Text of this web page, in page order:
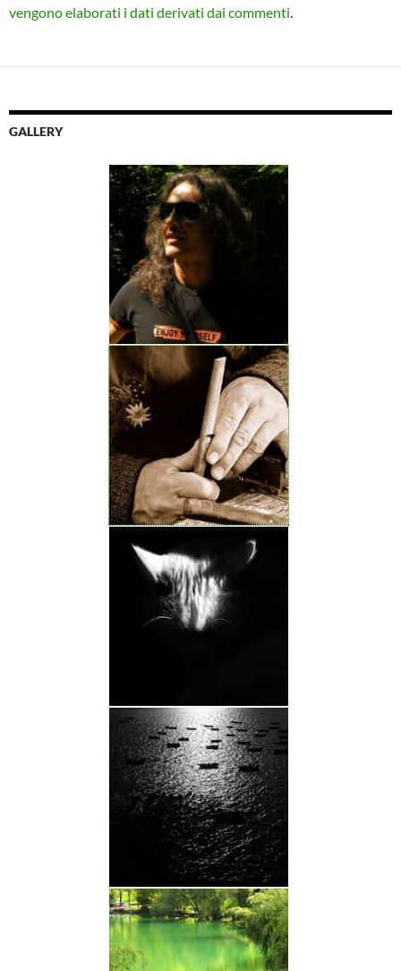
vengono elaborati i dati derivati dai commenti.
GALLERY